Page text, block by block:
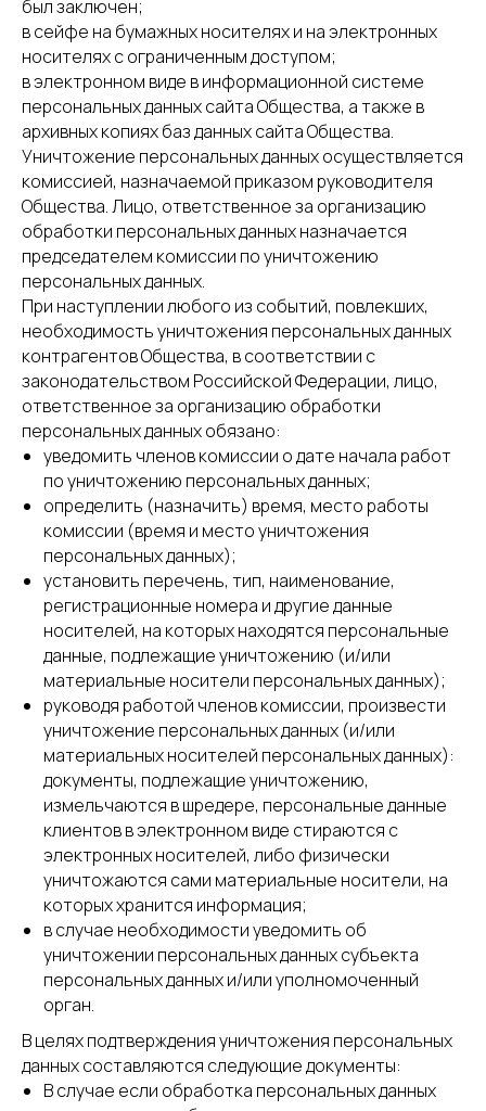
был заключен;
в сейфе на бумажных носителях и на электронных
носителях с ограниченным доступом;
в электронном виде в информационной системе
персональных данных сайта Общества, а также в
архивных копиях баз данных сайта Общества.
Уничтожение персональных данных осуществляется
комиссией, назначаемой приказом руководителя
Общества. Лицо, ответственное за организацию
обработки персональных данных назначается
председателем комиссии по уничтожению
персональных данных.
При наступлении любого из событий, повлекших,
необходимость уничтожения персональных данных
контрагентов Общества, в соответствии с
законодательством Российской Федерации, лицо,
ответственное за организацию обработки
персональных данных обязано:
уведомить членов комиссии о дате начала работ
по уничтожению персональных данных;
определить (назначить) время, место работы
комиссии (время и место уничтожения
персональных данных);
установить перечень, тип, наименование,
регистрационные номера и другие данные
носителей, на которых находятся персональные
данные, подлежащие уничтожению (и/или
материальные носители персональных данных);
руководя работой членов комиссии, произвести
уничтожение персональных данных (и/или
материальных носителей персональных данных):
документы, подлежащие уничтожению,
измельчаются в шредере, персональные данные
клиентов в электронном виде стираются с
электронных носителей, либо физически
уничтожаются сами материальные носители, на
которых хранится информация;
в случае необходимости уведомить об
уничтожении персональных данных субъекта
персональных данных и/или уполномоченный
орган.
В целях подтверждения уничтожения персональных
данных составляются следующие документы:
В случае если обработка персональных данных